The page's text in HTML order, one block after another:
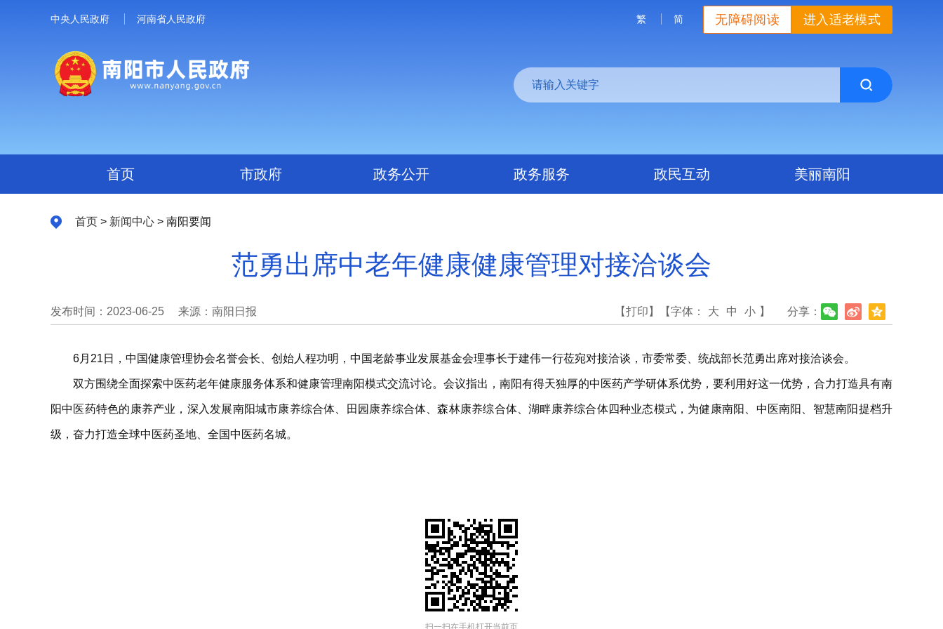
中央人民政府 河南省人民政府 进入适老模式
无障碍阅读
繁 简
首页 市政府 政务公开 政务服务 政民互动 美丽南阳
首页 > 新闻中心 > 南阳要闻
范勇出席中老年健康健康管理对接洽谈会
发布时间：2023-06-25 来源：南阳日报 分享：
【打印】 【字体： 大 中 小 】
6月21日，中国健康管理协会名誉会长、创始人程功明，中国老龄事业发展基金会理事长于建伟一行莅宛对接洽谈，市委常委、统战部长范勇出席对接洽谈会。
双方围绕全面探索中医药老年健康服务体系和健康管理南阳模式交流讨论。会议指出，南阳有得天独厚的中医药产学研体系优势，要利用好这一优势，合力打造具有南
阳中医药特色的康养产业，深入发展南阳城市康养综合体、田园康养综合体、森林康养综合体、湖畔康养综合体四种业态模式，为健康南阳、中医南阳、智慧南阳提档升
级，奋力打造全球中医药圣地、全国中医药名城。
扫一扫在手机打开当前页